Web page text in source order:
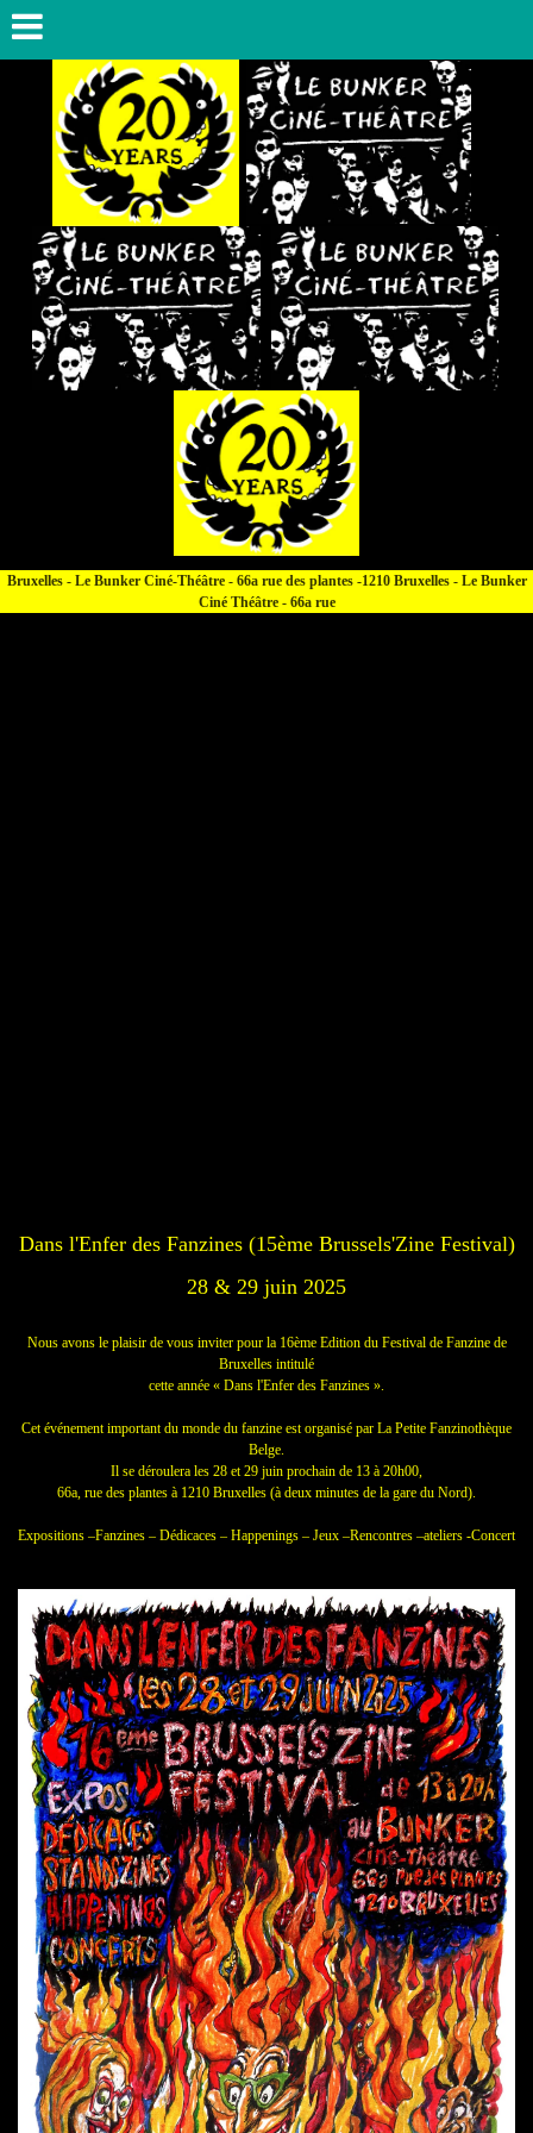
Bruxelles - Le Bunker Ciné-Théâtre - 66a rue des plantes -1210 Bruxelles - Le Bunker
Ciné Théâtre - 66a rue
Dans l'Enfer des Fanzines (15ème Brussels'Zine Festival)
28 & 29 juin 2025
Nous avons le plaisir de vous inviter pour la 16ème Edition du Festival de Fanzine de
Bruxelles intitulé
cette année « Dans l'Enfer des Fanzines ».
Cet événement important du monde du fanzine est organisé par La Petite Fanzinothèque
Belge.
Il se déroulera les 28 et 29 juin prochain de 13 à 20h00,
66a, rue des plantes à 1210 Bruxelles (à deux minutes de la gare du Nord).
Expositions –Fanzines – Dédicaces – Happenings – Jeux –Rencontres –ateliers -Concert